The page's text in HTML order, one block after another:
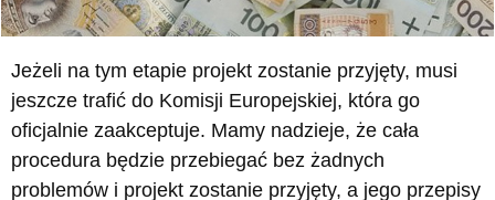
Jeżeli na tym etapie projekt zostanie przyjęty, musi
jeszcze trafić do Komisji Europejskiej, która go
oficjalnie zaakceptuje. Mamy nadzieje, że cała
procedura będzie przebiegać bez żadnych
problemów i projekt zostanie przyjęty, a jego przepisy